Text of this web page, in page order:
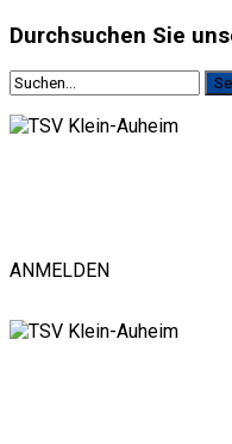
Durchsuchen Sie
ANMELDEN